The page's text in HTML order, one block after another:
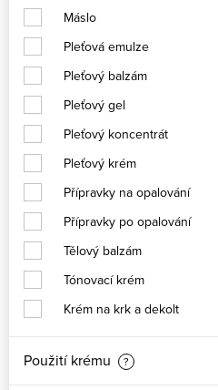
Máslo
Pleťová emulze
Pleťový balzám
Pleťový gel
Pleťový koncentrát
Pleťový krém
Přípravky na opalování
Přípravky po opalování
Tělový balzám
Tónovací krém
Krém na krk a dekolt
Použití krému ?